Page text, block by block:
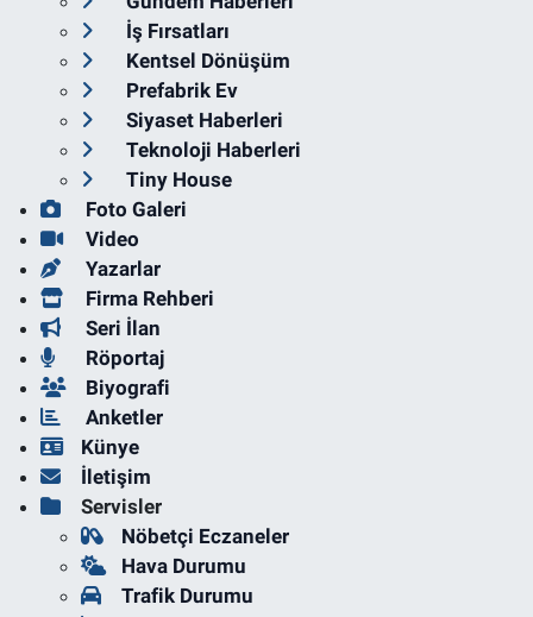
İş Fırsatları
Kentsel Dönüşüm
Prefabrik Ev
Siyaset Haberleri
Teknoloji Haberleri
Tiny House
Foto Galeri
Video
Yazarlar
Firma Rehberi
Seri İlan
Röportaj
Biyografi
Anketler
Künye
İletişim
Servisler
Nöbetçi Eczaneler
Hava Durumu
Trafik Durumu